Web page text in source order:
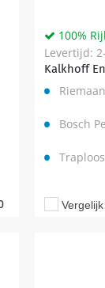
Kalkhoff
100%
Levertijd:
Bosch
Traploos
Vergelijk